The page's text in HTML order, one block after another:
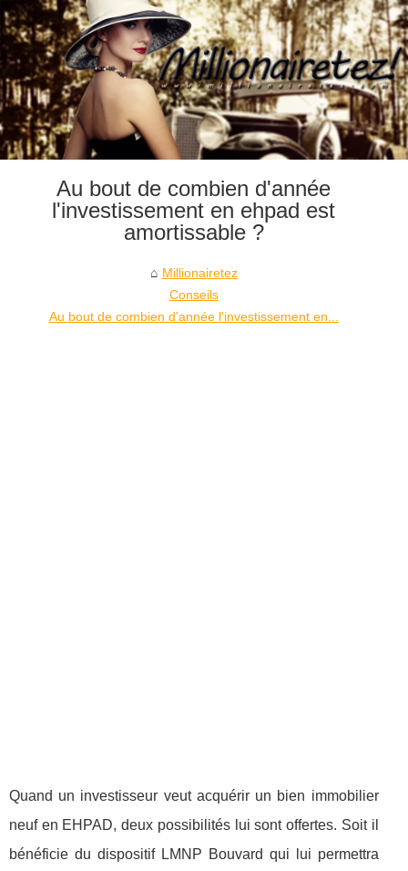
Au bout de combien d'année
l'investissement en ehpad est
amortissable ?
Millionairetez
Conseils
Au bout de combien d'année l'investissement en...
Quand un investisseur veut acquérir un bien immobilier
neuf en EHPAD, deux possibilités lui sont offertes. Soit il
bénéficie du dispositif LMNP Bouvard qui lui permettra